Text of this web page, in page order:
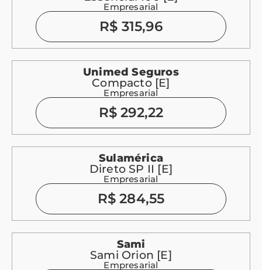
Empresarial
R$ 315,96
Unimed Seguros
Compacto [E]
Empresarial
R$ 292,22
Sulamérica
Direto SP II [E]
Empresarial
R$ 284,55
Sami
Sami Orion [E]
Empresarial